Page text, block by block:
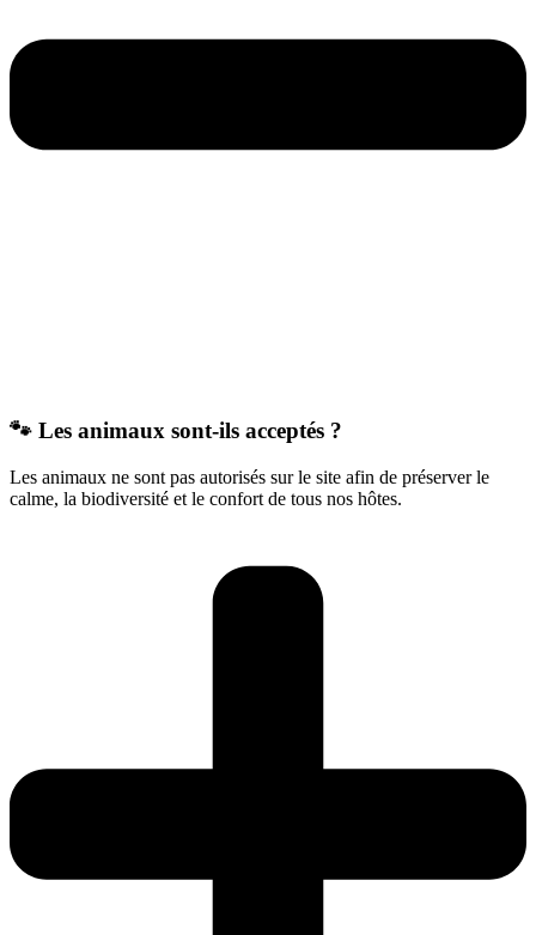
🐾 Les animaux sont-ils acceptés ?
Les animaux ne sont pas autorisés sur le site afin de préserver le
calme, la biodiversité et le confort de tous nos hôtes.